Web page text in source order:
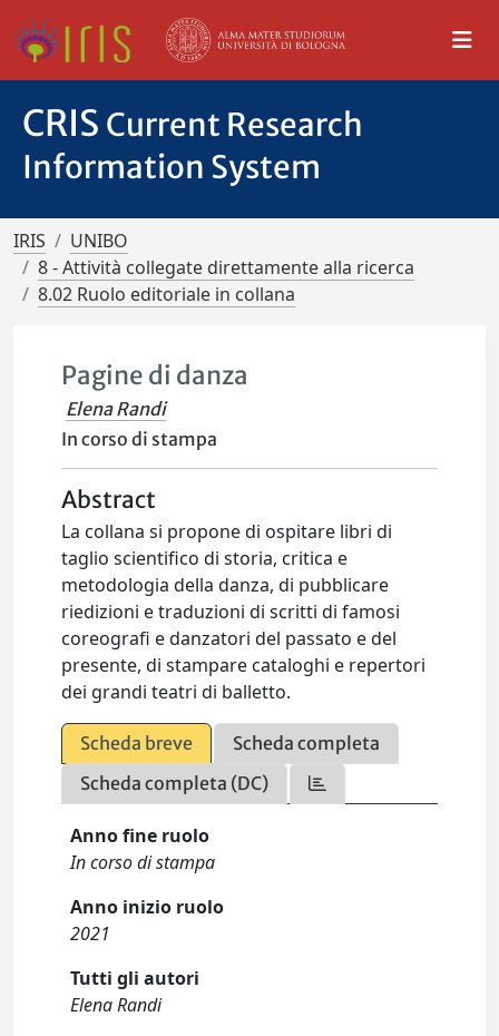
CRIS Current Research
Information System
IRIS
UNIBO
8 - Attività collegate direttamente alla ricerca
8.02 Ruolo editoriale in collana
Pagine di danza
Elena Randi
In corso di stampa
Abstract
La collana si propone di ospitare libri di
taglio scientifico di storia, critica e
metodologia della danza, di pubblicare
riedizioni e traduzioni di scritti di famosi
coreografi e danzatori del passato e del
presente, di stampare cataloghi e repertori
dei grandi teatri di balletto.
Scheda breve
Scheda completa
Scheda completa (DC)
Anno fine ruolo
In corso di stampa
Anno inizio ruolo
2021
Tutti gli autori
Elena Randi